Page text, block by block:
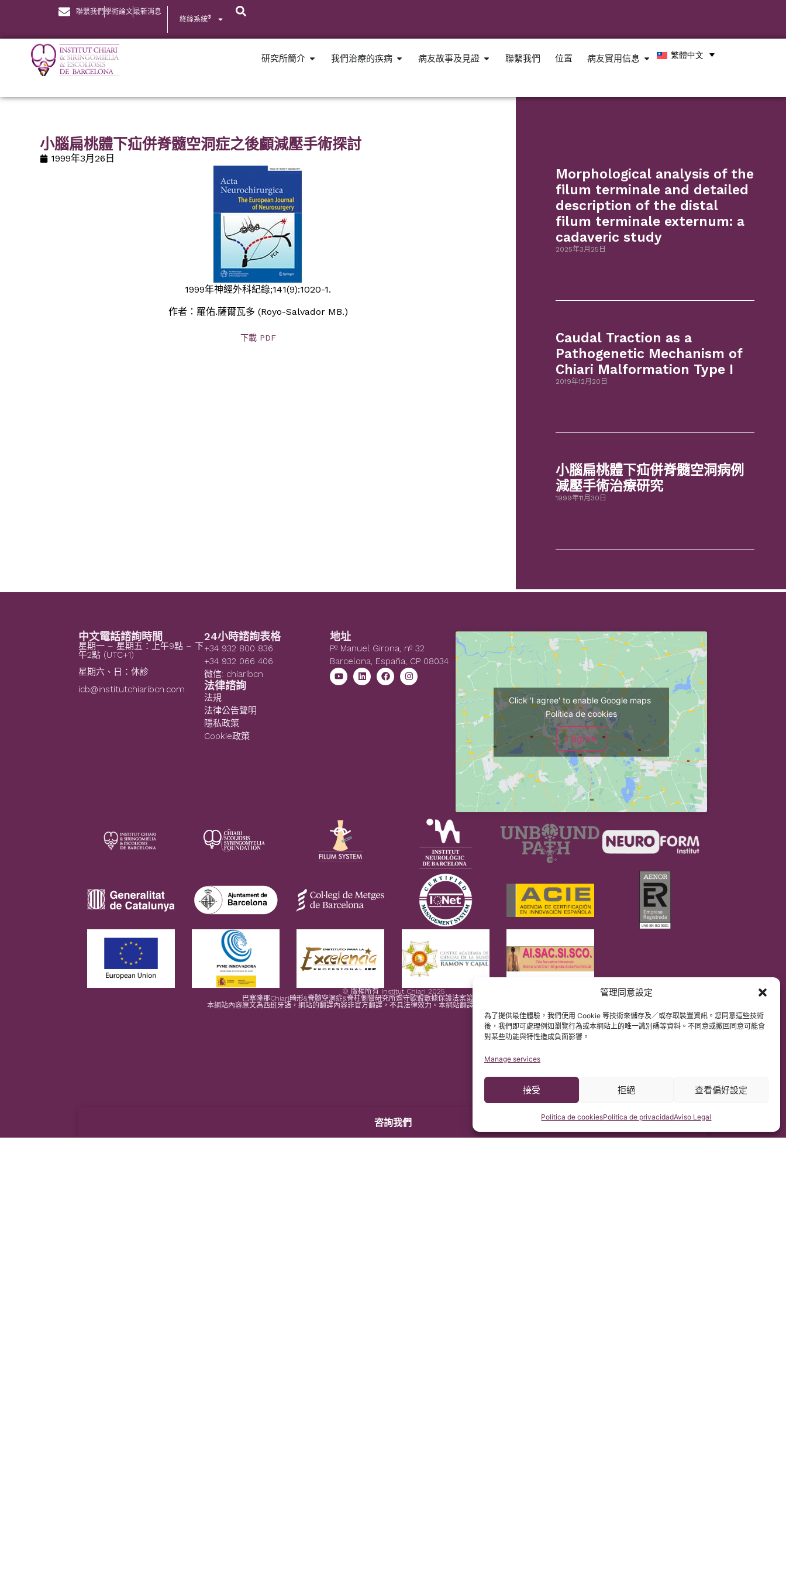
管理同意設定
為了提供最佳體驗，我們使用 Cookie 等技術來儲存及／或存取裝置資訊。您同意這些技術
後，我們即可處理例如瀏覽行為或本網站上的唯一識別碼等資料。不同意或撤回同意可能會
對某些功能與特性造成負面影響。
Manage services
接受 拒絕 查看偏好設定
Política de cookiesPolítica de privacidadAviso Legal
聯繫我們學術論文最新消息
終絲系統®
研究所簡介 我們治療的疾病 病友故事及見證 聯繫我們 位置 病友實用信息 繁體中文
小腦扁桃體下疝併脊髓空洞症之後顱減壓手術探討
1999年3月26日
1999年神經外科紀錄;141(9):1020-1.
作者：羅佑.薩爾瓦多 (Royo-Salvador MB.)
下載 PDF
Morphological analysis of the
filum terminale and detailed
description of the distal
filum terminale externum: a
cadaveric study
2025年3月25日
Caudal Traction as a
Pathogenetic Mechanism of
Chiari Malformation Type I
2019年12月20日
小腦扁桃體下疝併脊髓空洞病例
減壓手術治療研究
1999年11月30日
中文電話諮詢時間
星期一 – 星期五：上午9點 – 下
午2點 (UTC+1)
星期六、日：休診
icb@institutchiaribcn.com
24小時諮詢表格
+34 932 800 836
+34 932 066 406
微信: chiaribcn
法律諮詢
法規
法律公告聲明
隱私政策
Cookie政策
地址
Pº Manuel Girona, nº 32
Barcelona, España, CP 08034
Click 'I agree' to enable Google maps
Política de cookies
I agree
© 版權所有 Institut Chiari 2025
巴塞隆那Chiari畸形&脊髓空洞症&脊柱側彎研究所遵守歐盟數據保護法案第2016/679條（GDPR）
本網站內容原文為西班牙語，網站的翻譯內容非官方翻譯，不具法律效力。本網站翻譯旨在幫助讀者理解原文網站內容。
咨詢我們